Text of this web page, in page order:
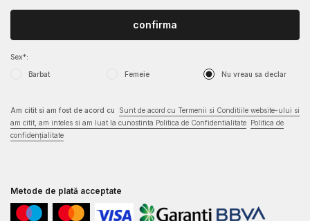
Sex*:
Barbat Femeie Nu vreau sa declar
confirma
Am citit si am fost de acord cu
Sunt de acord cu Termenii si Conditiile website-ului si
am citit, am inteles si am luat la cunostinta Politica de Confidentialitate Politica de
confidențialitate
Metode de plată acceptate